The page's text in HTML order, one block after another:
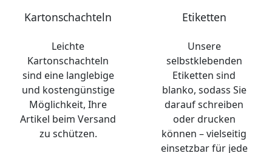
Kartonschachteln
Leichte
Kartonschachteln
sind eine langlebige
und kostengünstige
Möglichkeit, Ihre
Artikel beim Versand
zu schützen.
Etiketten
Unsere
selbstklebenden
Etiketten sind
blanko, sodass Sie
darauf schreiben
oder drucken
können – vielseitig
einsetzbar für jede